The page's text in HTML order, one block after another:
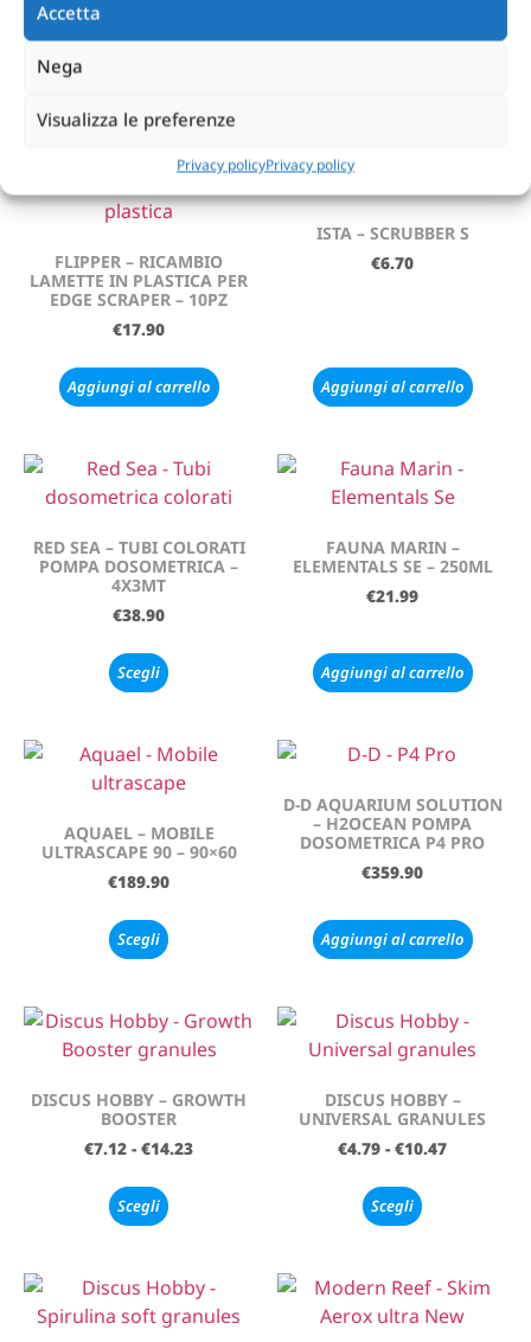
Accetta
Nega
Visualizza le preferenze
Privacy policyPrivacy policy
BABY – 40GR
€6.14
FLIPPER – RICAMBIO
LAMETTE IN PLASTICA PER
EDGE SCRAPER – 10PZ
€17.90
Aggiungi al carrello
ISTA – SCRUBBER S
€6.70
Aggiungi al carrello
RED SEA – TUBI COLORATI
POMPA DOSOMETRICA –
4X3MT
€38.90
Scegli
FAUNA MARIN –
ELEMENTALS SE – 250ML
€21.99
Aggiungi al carrello
AQUAEL – MOBILE
ULTRASCAPE 90 – 90×60
€189.90
Scegli
D-D AQUARIUM SOLUTION
– H2OCEAN POMPA
DOSOMETRICA P4 PRO
€359.90
Aggiungi al carrello
DISCUS HOBBY – GROWTH
BOOSTER
€7.12 - €14.23
Scegli
DISCUS HOBBY –
UNIVERSAL GRANULES
€4.79 - €10.47
Scegli